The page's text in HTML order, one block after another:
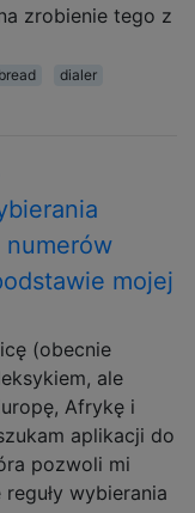
zrobienie tego z
dialer
numerów
mojej
(obecnie
ale
Afrykę i
aplikacji do
pozwoli mi
wybierania